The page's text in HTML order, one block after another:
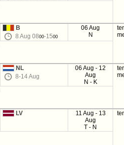
B
8 Aug 0800-1500
06 Aug
N
NL
8-14 Aug
06 Aug - 12
Aug
N - K
LV
11 Aug - 13
Aug
T - N